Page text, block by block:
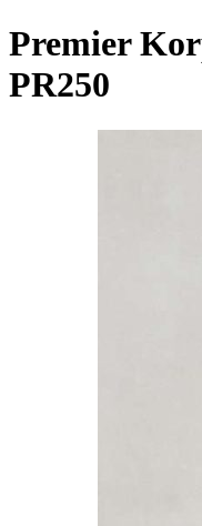
Premier
PR250